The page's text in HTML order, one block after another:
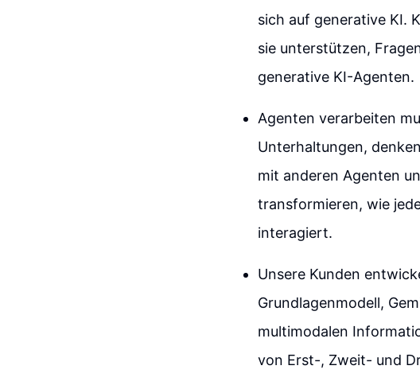
sich auf generative KI.
sie unterstützen,
generative KI-Agenten.
Agenten verarbeiten
Unterhaltungen,
mit anderen Agenten
transformieren, wie
interagiert.
Unsere Kunden
Grundlagenmodell,
multimodalen
von Erst-, Zweit- und